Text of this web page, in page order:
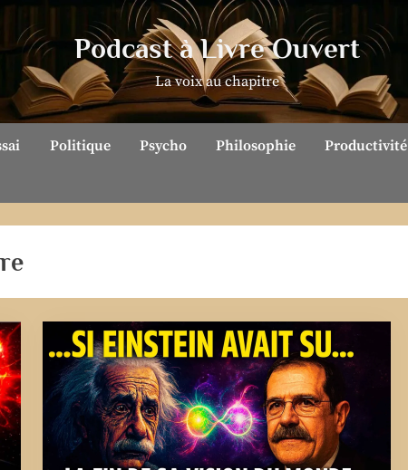
Podcast à Livre Ouvert
La voix au chapitre
Politique Psycho Philosophie Productivité